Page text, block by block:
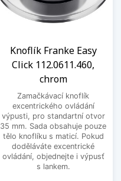
Knoflík Franke Easy
Click 112.0611.460,
chrom
Zamačkávací knoflík
excentrického ovládání
výpusti, pro standartní otvor
35 mm. Sada obsahuje pouze
tělo knoflíku s maticí. Pokud
doděláváte excentrické
ovládání, objednejte i výpusť
s lankem.